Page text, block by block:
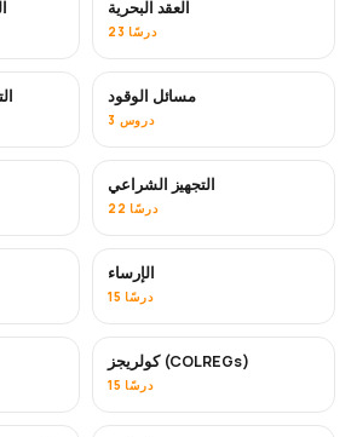
العقد البحرية
23 درسًا
مسائل الوقود
3 دروس
التجهيز الشراعي
22 درسًا
الإرساء
15 درسًا
كولريجز (COLREGs)
15 درسًا